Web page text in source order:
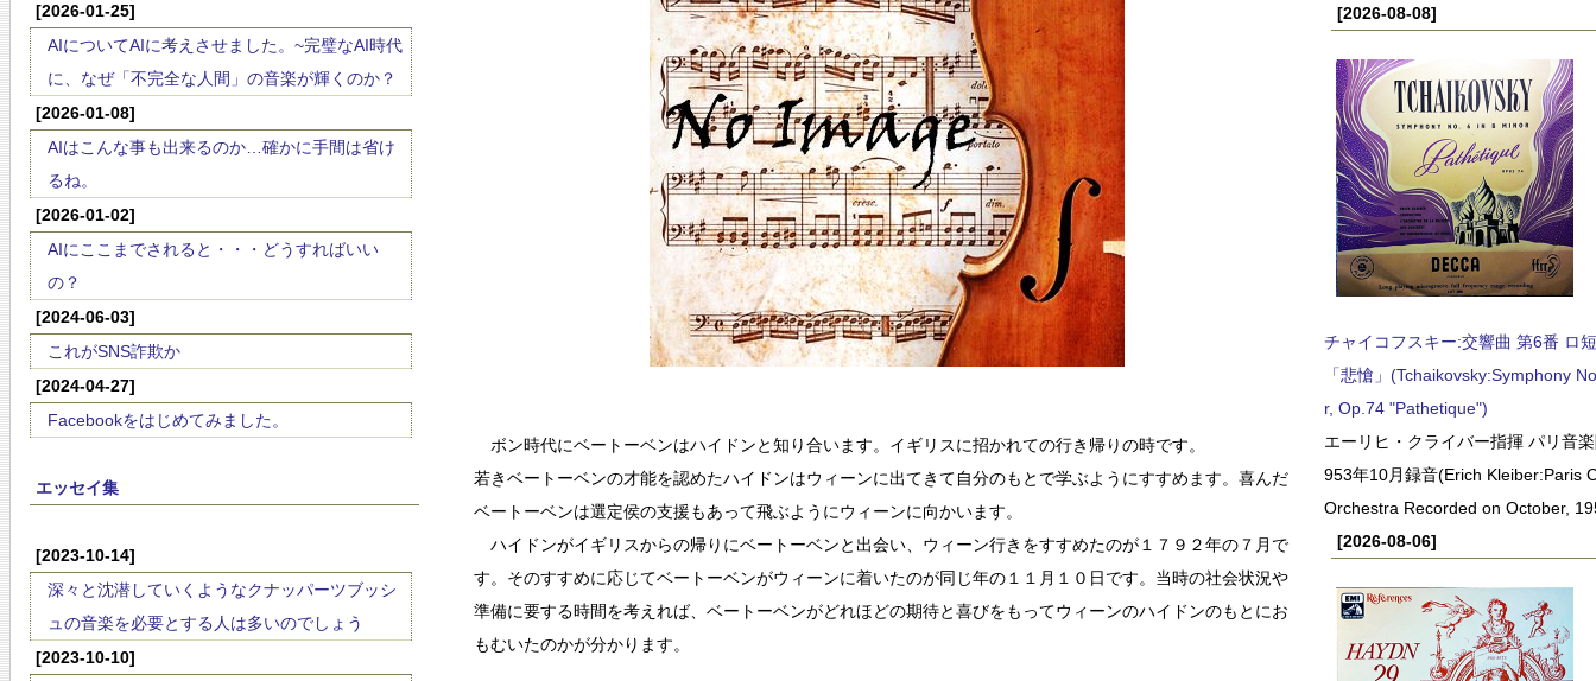
[2026-01-25]
AIについてAIに考えさせました。~完璧なAI時代
に、なぜ「不完全な人間」の音楽が輝くのか？
[2026-01-08]
AIはこんな事も出来るのか…確かに手間は省け
るね。
[2026-01-02]
AIにここまでされると・・・どうすればいい
の？
[2024-06-03]
これがSNS詐欺か
[2024-04-27]
Facebookをはじめてみました。
エッセイ集
[2023-10-14]
深々と沈潜していくようなクナッパーツブッシ
ュの音楽を必要とする人は多いのでしょう
[2023-10-10]
ボン時代にベートーベンはハイドンと知り合います。イギリスに招かれての行き帰りの時です。
若きベートーベンの才能を認めたハイドンはウィーンに出てきて自分のもとで学ぶようにすすめます。喜んだ
ベートーベンは選定侯の支援もあって飛ぶようにウィーンに向かいます。
ハイドンがイギリスからの帰りにベートーベンと出会い、ウィーン行きをすすめたのが１７９２年の７月で
す。そのすすめに応じてベートーベンがウィーンに着いたのが同じ年の１１月１０日です。当時の社会状況や
準備に要する時間を考えれば、ベートーベンがどれほどの期待と喜びをもってウィーンのハイドンのもとにお
もむいたのかが分かります。
[2026-08-08]
チャイコフスキー:交響曲 第6番 ロ
「悲愴」(Tchaikovsky:Symphony
r, Op.74 "Pathetique")
エーリヒ・クライバー指揮 パリ音
953年10月録音(Erich Kleiber:Paris
Orchestra Recorded on October,
[2026-08-06]